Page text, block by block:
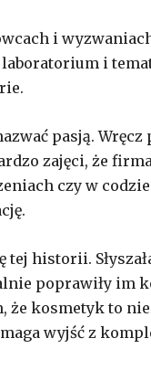
i
i
pasją.
zajęci, że
czy w
tej historii.
poprawiły im
że kosmetyk to
wyjść z